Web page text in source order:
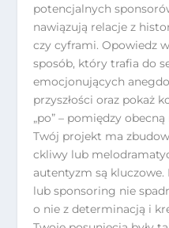
potencjalnych
nawiązują relacje z
czy cyframi. Opowiedz
sposób, który trafia do
emocjonujących
przyszłości oraz pokaż
„po” – pomiędzy
Twój projekt ma
ckliwy lub
autentyzm są
lub sponsoring nie
o nie z determinacją i